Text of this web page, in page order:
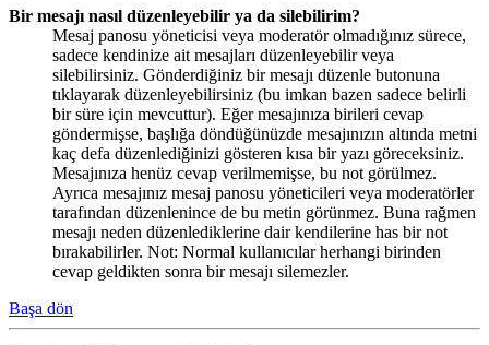
Bir mesajı nasıl düzenleyebilir ya da silebilirim?
Mesaj panosu yöneticisi veya moderatör olmadığınız sürece,
sadece kendinize ait mesajları düzenleyebilir veya
silebilirsiniz. Gönderdiğiniz bir mesajı düzenle butonuna
tıklayarak düzenleyebilirsiniz (bu imkan bazen sadece belirli
bir süre için mevcuttur). Eğer mesajınıza birileri cevap
göndermişse, başlığa döndüğünüzde mesajınızın altında metni
kaç defa düzenlediğinizi gösteren kısa bir yazı göreceksiniz.
Mesajınıza henüz cevap verilmemişse, bu not görülmez.
Ayrıca mesajınız mesaj panosu yöneticileri veya moderatörler
tarafından düzenlenince de bu metin görünmez. Buna rağmen
mesajı neden düzenlediklerine dair kendilerine has bir not
bırakabilirler. Not: Normal kullanıcılar herhangi birinden
cevap geldikten sonra bir mesajı silemezler.
Başa dön